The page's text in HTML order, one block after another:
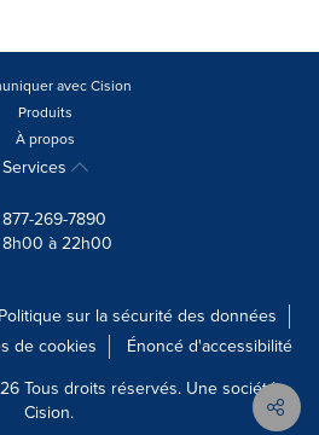
avec Cision
Produits
À propos
Services
877-269-7890
à 22h00
Politique sur la sécurité des données
de cookies
Énoncé d'accessibilité
Tous droits réservés. Une société
Cision.